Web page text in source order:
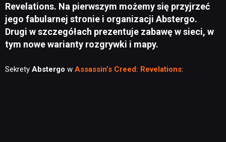
Revelations. Na pierwszym możemy się przyjrzeć
jego fabularnej stronie i organizacji Abstergo.
Drugi w szczegółach prezentuje zabawę w sieci, w
tym nowe warianty rozgrywki i mapy.
Sekrety Abstergo w Assassin’s Creed: Revelations: